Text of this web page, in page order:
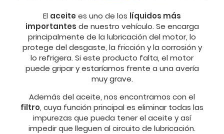
El aceite es uno de los líquidos más
importantes de nuestro vehículo. Se encarga
principalmente de la lubricación del motor, lo
protege del desgaste, la fricción y la corrosión y
lo refrigera. Si este producto falta, el motor
puede gripar y estaríamos frente a una avería
muy grave.
Además del aceite, nos encontramos con el
filtro, cuya función principal es eliminar todas las
impurezas que pueda tener el aceite y así
impedir que lleguen al circuito de lubricación.